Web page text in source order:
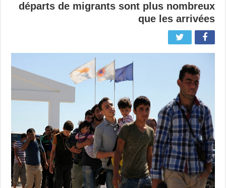
départs de migrants sont plus nombreux
que les arrivées